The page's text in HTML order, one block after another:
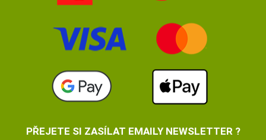
PŘEJETE SI ZASÍLAT EMAILY NEWSLETTER ?